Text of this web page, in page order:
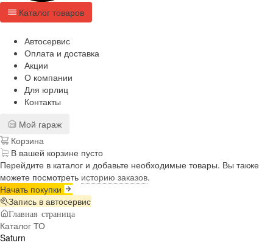
Каталог товаров
Автосервис
Оплата и доставка
Акции
О компании
Для юрлиц
Контакты
Мой гараж
Корзина
В вашей корзине пусто
Перейдите в каталог и добавьте необходимые товары. Вы также
можете посмотреть историю заказов.
Начать покупки
Запись в автосервис
Главная страница
Каталог ТО
Saturn